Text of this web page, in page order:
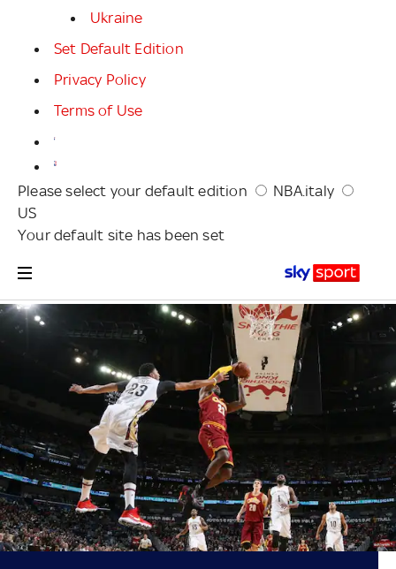
Ukraine
Set Default Edition
Privacy Policy
Terms of Use
Please select your default edition
NBA.italy
US
Your default site has been set